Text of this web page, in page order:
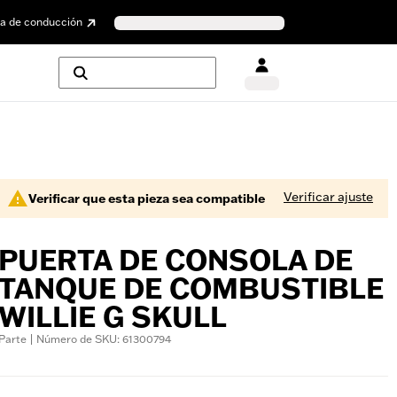
de conducción
Verificar que esta pieza sea compatible Verificar ajuste
DE CONSOLA DE
DE COMBUSTIBLE
G SKULL
| Número de SKU: 61300794